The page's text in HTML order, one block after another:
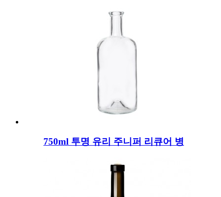
750ml 투명 유리 주니퍼 리큐어 병